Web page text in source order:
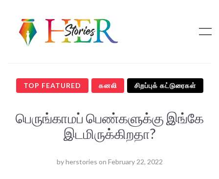
TOP FEATURED கனலி சிறப்புக் கட்டுரைகள்
பெருங்காமப் பெண்களுக்கு இங்கே
இடமிருக்கிறதா?
byherstories on February 22, 2022